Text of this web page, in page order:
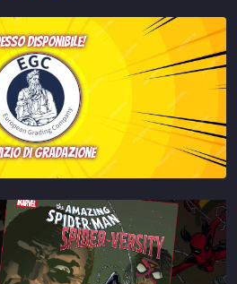
disponibile!
di gradazione